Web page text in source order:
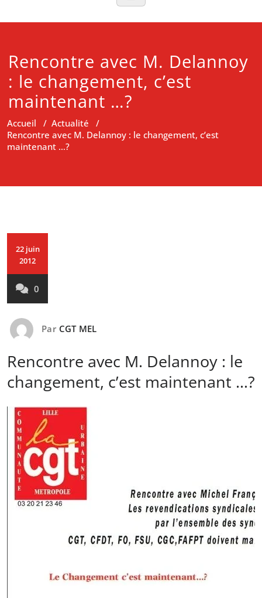
Rencontre avec M. Delannoy
: le changement, c’est
maintenant …?
Accueil / Actualité /
Rencontre avec M. Delannoy : le changement, c’est
maintenant …?
22 juin
2012
0
Par CGT MEL
Rencontre avec M. Delannoy : le
changement, c’est maintenant …?